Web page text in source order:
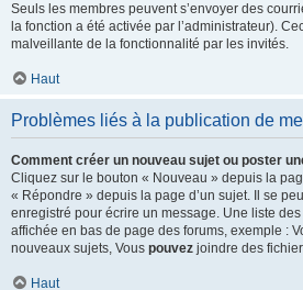
Seuls les membres peuvent s’envoyer des
la fonction a été activée par l’administrateur).
malveillante de la fonctionnalité par les invités.
Haut
Problèmes liés à la publication de
Comment créer un nouveau sujet ou poster
Cliquez sur le bouton « Nouveau » depuis la
« Répondre » depuis la page d’un sujet. Il se
enregistré pour écrire un message. Une liste
affichée en bas de page des forums, exemple :
nouveaux sujets, Vous pouvez joindre des
Haut